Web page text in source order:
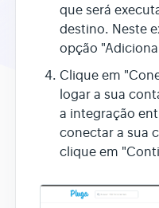
que será
destino. Neste
opção
Clique em
logar a sua
a integração
conectar a sua
clique em